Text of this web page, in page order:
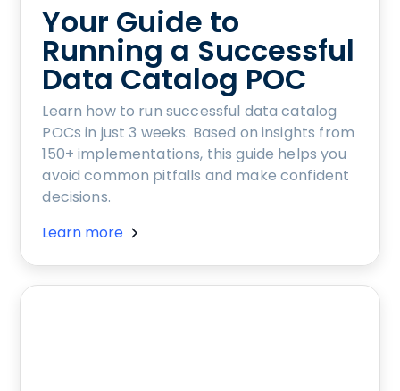
Your Guide to
Running a Successful
Data Catalog POC
Learn how to run successful data catalog
POCs in just 3 weeks. Based on insights from
150+ implementations, this guide helps you
avoid common pitfalls and make confident
decisions.
Learn more